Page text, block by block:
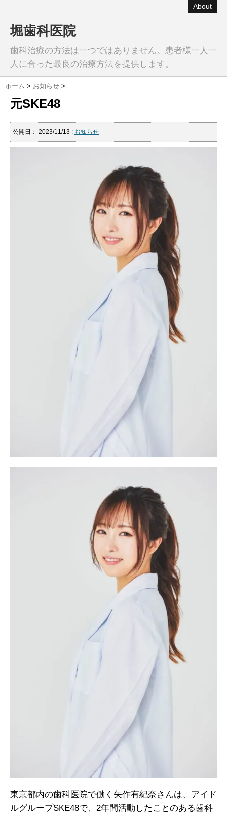
About
堀歯科医院
歯科治療の方法は一つではありません。患者様一人一
人に合った最良の治療方法を提供します。
ホーム > お知らせ >
元SKE48
公開日： 2023/11/13 : お知らせ
東京都内の歯科医院で働く矢作有紀奈さんは、アイド
ルグループSKE48で、2年間活動したことのある歯科